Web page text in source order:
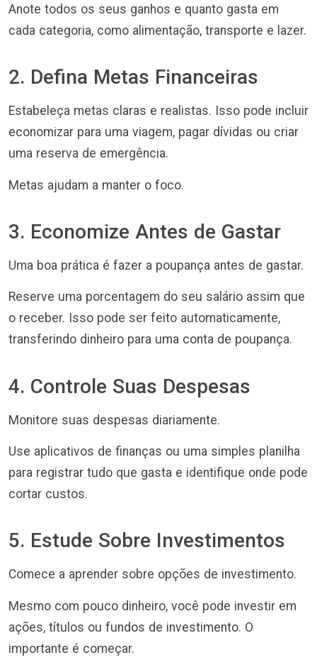
Anote todos os seus ganhos e quanto gasta em
cada categoria, como alimentação, transporte e lazer.
2. Defina Metas Financeiras
Estabeleça metas claras e realistas. Isso pode incluir
economizar para uma viagem, pagar dívidas ou criar
uma reserva de emergência.
Metas ajudam a manter o foco.
3. Economize Antes de Gastar
Uma boa prática é fazer a poupança antes de gastar.
Reserve uma porcentagem do seu salário assim que
o receber. Isso pode ser feito automaticamente,
transferindo dinheiro para uma conta de poupança.
4. Controle Suas Despesas
Monitore suas despesas diariamente.
Use aplicativos de finanças ou uma simples planilha
para registrar tudo que gasta e identifique onde pode
cortar custos.
5. Estude Sobre Investimentos
Comece a aprender sobre opções de investimento.
Mesmo com pouco dinheiro, você pode investir em
ações, títulos ou fundos de investimento. O
importante é começar.